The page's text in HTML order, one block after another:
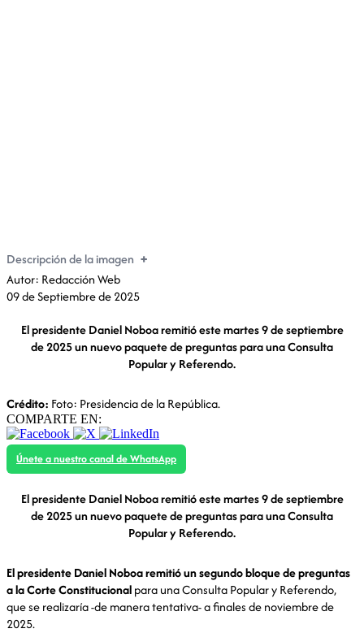
Descripción de la imagen
Autor: Redacción Web
09 de Septiembre de 2025
El presidente Daniel Noboa remitió este martes 9 de septiembre
de 2025 un nuevo paquete de preguntas para una Consulta
Popular y Referendo.
Crédito: Foto: Presidencia de la República.
COMPARTE EN:
Únete a nuestro canal de WhatsApp
El presidente Daniel Noboa remitió este martes 9 de septiembre
de 2025 un nuevo paquete de preguntas para una Consulta
Popular y Referendo.
El presidente Daniel Noboa remitió un segundo bloque de preguntas
a la Corte Constitucionalpara una Consulta Popular y Referendo,
que se realizaría -de manera tentativa- a finales de noviembre de
2025.